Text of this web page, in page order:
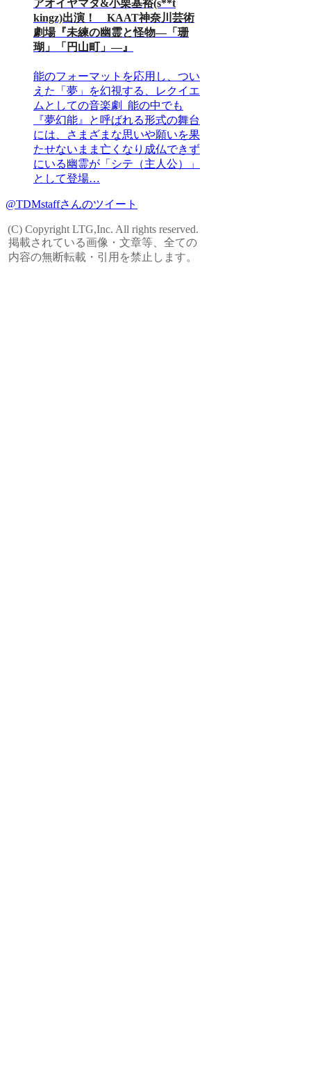
アオイヤマダ&小栗基裕(s**t
kingz)出演！ KAAT神奈川芸術
劇場『未練の幽霊と怪物―「珊
瑚」「円山町」―』
能のフォーマットを応用し、つい
えた「夢」を幻視する、レクイエ
ムとしての音楽劇 能の中でも
『夢幻能』と呼ばれる形式の舞台
には、さまざまな思いや願いを果
たせないまま亡くなり成仏できず
にいる幽霊が「シテ（主人公）」
として登場…
@TDMstaffさんのツイート
(C) Copyright LTG,Inc. All rights reserved.
掲載されている画像・文章等、全ての
内容の無断転載・引用を禁止します。